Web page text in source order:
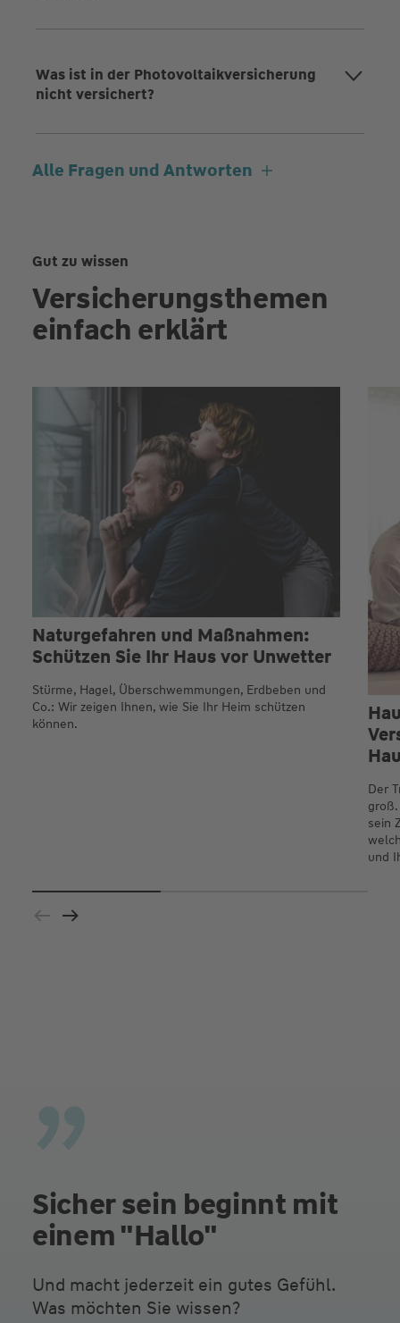
Was ist in der Photovoltaikversicherung
nicht versichert?
Alle Fragen und Antworten
Gut zu wissen
Versicherungsthemen
einfach erklärt
Naturgefahren und Maßnahmen:
Schützen Sie Ihr Haus vor Unwetter
Stürme, Hagel, Überschwemmungen, Erdbeben und
Co.: Wir zeigen Ihnen, wie Sie Ihr Heim schützen
können.
Der
sein
und
Sicher sein beginnt mit
einem "Hallo"
Und macht jederzeit ein gutes Gefühl.
Was möchten Sie wissen?